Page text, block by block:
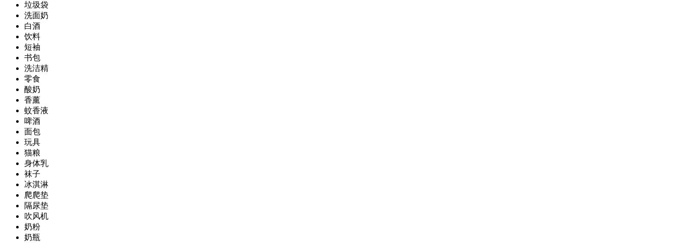
垃圾袋
洗面奶
白酒
饮料
短袖
书包
洗洁精
零食
酸奶
香薰
蚊香液
啤酒
面包
玩具
猫粮
身体乳
袜子
冰淇淋
爬爬垫
隔尿垫
吹风机
奶粉
奶瓶